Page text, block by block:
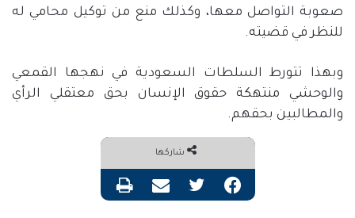
صعوبة التواصل معها، وكذلك منع من توكيل محامي له
للنظر في قضيته.
وبهذا تتورط السلطات السعودية في نهجها القمعي
والوحشي منتهكة حقوق الإنسان بحق معتقلي الرأي
والمطالبين بحقهم.
شاركها
فيسبوك تويتر مشاركة عبر البريد طباعة